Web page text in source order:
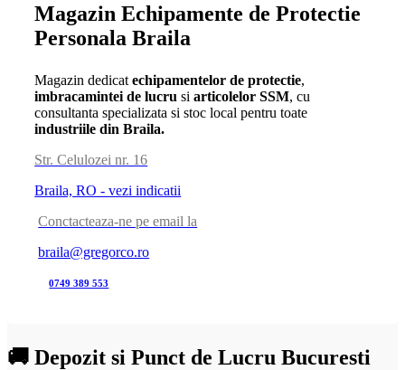
Magazin Echipamente de Protectie
Personala Braila
Magazin dedicatechipamentelor de protectie,
imbracamintei de lucru siarticolelor SSM, cu
consultanta specializata si stoc local pentru toate
industriile din Braila.
Str. Celulozei nr. 16
Braila, RO - vezi indicatii
Conctacteaza-ne pe email la
braila@gregorco.ro
0749 389 553
🚚 Depozit si Punct de Lucru Bucuresti